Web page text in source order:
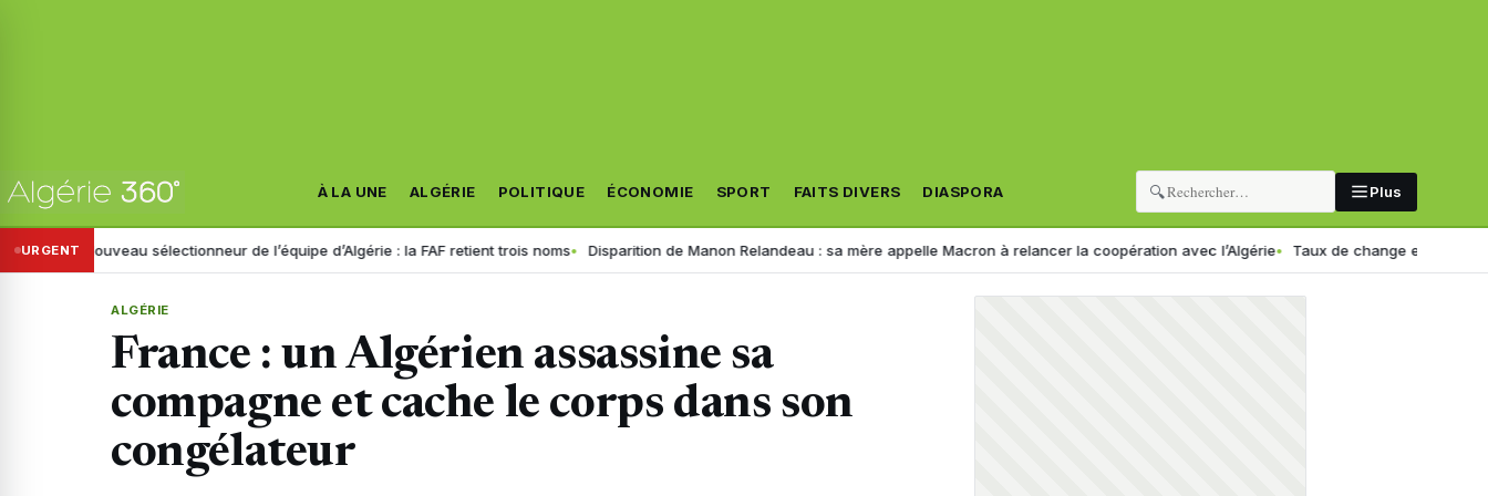
À LA UNE ALGÉRIE POLITIQUE ÉCONOMIE SPORT FAITS DIVERS DIASPORA 🔍 Plus
URGENT
Nouveau sélectionneur de l’équipe d’Algérie : la FAF retient trois noms Disparition de Manon Relandeau : sa mère appelle Macron à relancer la coopération avec l’Algérie Taux de change en Algérie : voici le
ALGÉRIE
France : un Algérien assassine sa
compagne et cache le corps dans son
congélateur